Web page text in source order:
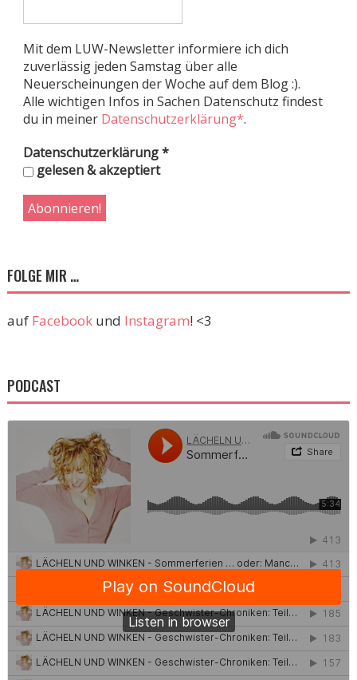
Mit dem LUW-Newsletter informiere ich dich
zuverlässig jeden Samstag über alle
Neuerscheinungen der Woche auf dem Blog :).
Alle wichtigen Infos in Sachen Datenschutz findest
du in meiner Datenschutzerklärung*.
Datenschutzerklärung*
gelesen & akzeptiert
FOLGE MIR …
auf Facebookund Instagram! <3
PODCAST